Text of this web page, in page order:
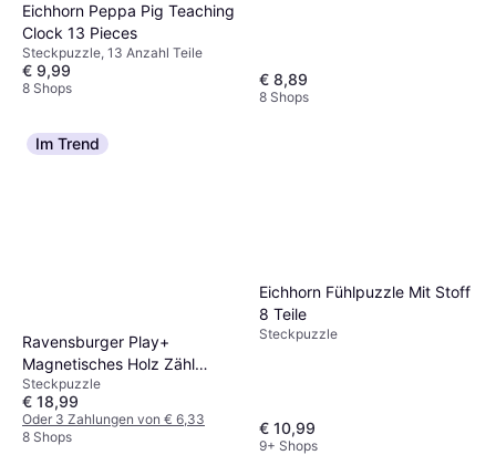
Eichhorn Peppa Pig Teaching
Clock 13 Pieces
Steckpuzzle, 13 Anzahl Teile
€ 9,99
8 Shops € 8,89
8 Shops
Im Trend
Ravensburger Play+
Magnetisches Holz Zähl
Puzzle 12 Monate
Steckpuzzle
€ 18,99
Oder 3 Zahlungen von € 6,33
8 Shops
Eichhorn Fühlpuzzle Mit Stoff
8 Teile
Steckpuzzle
€ 10,99
9+ Shops